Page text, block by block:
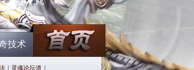
技术
灵魂论坛道